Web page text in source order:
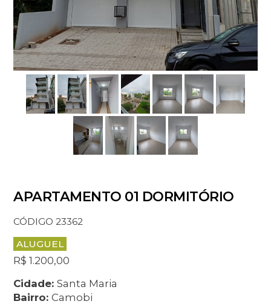
APARTAMENTO 01 DORMITÓRIO
CÓDIGO 23362
ALUGUEL
R$ 1.200,00
Cidade:Santa Maria
Bairro:Camobi